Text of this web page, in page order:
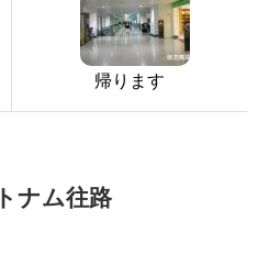
帰ります
ナム往路